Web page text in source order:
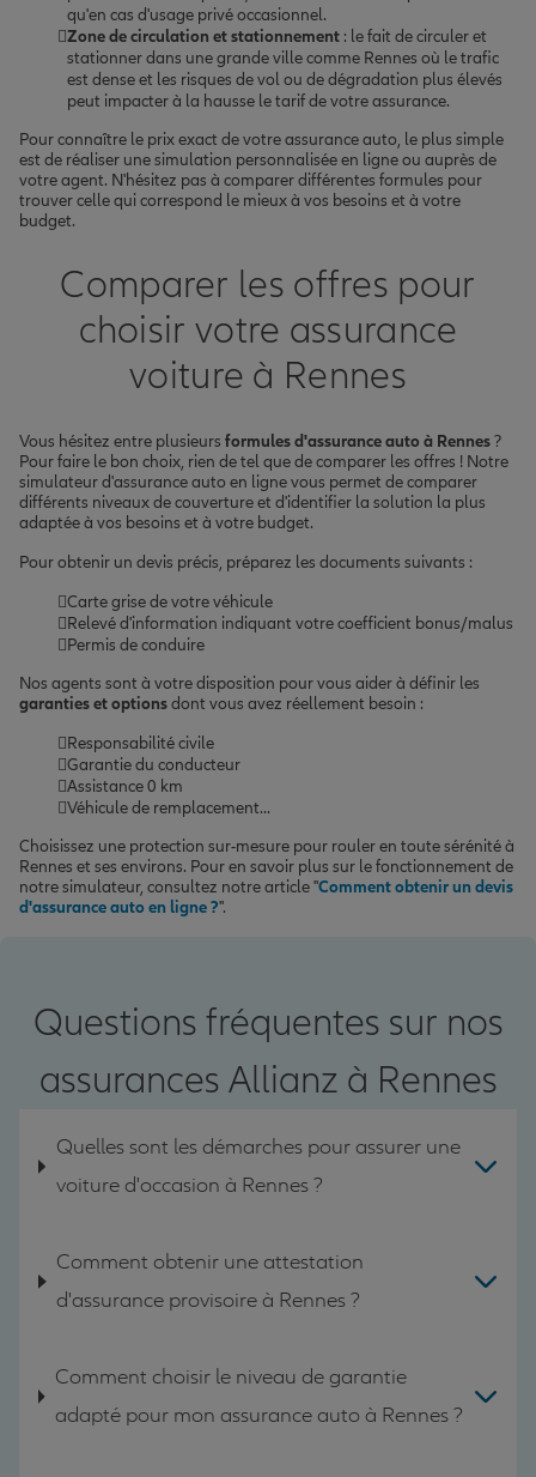
qu'en cas d'usage privé occasionnel.
Zone de circulation et stationnement : le fait de circuler et
stationner dans une grande ville comme Rennes où le trafic
est dense et les risques de vol ou de dégradation plus élevés
peut impacter à la hausse le tarif de votre assurance.
Pour connaître le prix exact de votre assurance auto, le plus simple
est de réaliser une simulation personnalisée en ligne ou auprès de
votre agent. N'hésitez pas à comparer différentes formules pour
trouver celle qui correspond le mieux à vos besoins et à votre
budget.
Comparer les offres pour
choisir votre assurance
voiture à Rennes
Vous hésitez entre plusieurs formules d'assurance auto à Rennes?
Pour faire le bon choix, rien de tel que de comparer les offres ! Notre
simulateur d'assurance auto en ligne vous permet de comparer
différents niveaux de couverture et d'identifier la solution la plus
adaptée à vos besoins et à votre budget.
Pour obtenir un devis précis, préparez les documents suivants :
Carte grise de votre véhicule
Relevé d'information indiquant votre coefficient bonus/malus
Permis de conduire
Nos agents sont à votre disposition pour vous aider à définir les
garanties et optionsdont vous avez réellement besoin :
Responsabilité civile
Garantie du conducteur
Assistance 0 km
Véhicule de remplacement...
Choisissez une protection sur-mesure pour rouler en toute sérénité à
Rennes et ses environs. Pour en savoir plus sur le fonctionnement de
notre simulateur, consultez notre article "Comment obtenir un devis
d'assurance auto en ligne ?".
Questions fréquentes sur nos
assurances Allianz à Rennes
Quelles sont les démarches pour assurer une
voiture d'occasion à Rennes ?
Comment obtenir une attestation
d'assurance provisoire à Rennes ?
Comment choisir le niveau de garantie
adapté pour mon assurance auto à Rennes ?